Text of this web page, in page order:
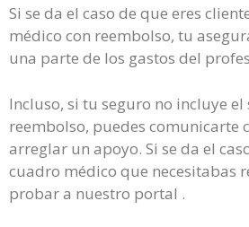
Si se da el caso de que eres
médico con reembolso, tu
una parte de los gastos del
Incluso, si tu seguro no incluye el
reembolso, puedes comunicarte
arreglar un apoyo. Si se da el
cuadro médico que necesitabas
probar a nuestro portal .